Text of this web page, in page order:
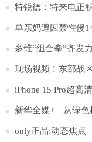
特锐德：特来电正
单亲妈遭囚禁性侵
报
多维“组合拳”齐发
现场视频！东部战
iPhone 15 Pro超高
口
新华全媒+｜从绿
only正品:动态焦点